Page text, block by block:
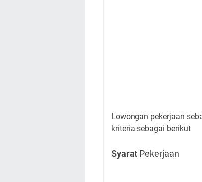
Lowongan pekerjaan
kriteria sebagai berikut
Syarat Pekerjaan